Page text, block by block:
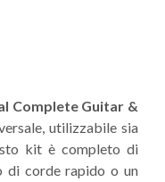
Complete Guitar &
utilizzabile sia
kit è completo di
di corde rapido o un